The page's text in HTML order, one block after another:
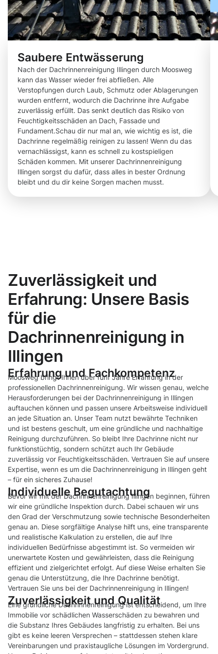
Saubere Entwässerung
Nach der Dachrinnenreinigung Illingen durch Moosweg
kann das Wasser wieder frei abfließen. Alle
Verstopfungen durch Laub, Schmutz oder Ablagerungen
wurden entfernt, wodurch die Dachrinne ihre Aufgabe
zuverlässig erfüllt. Das senkt deutlich das Risiko von
Feuchtigkeitsschäden an Dach, Fassade und
Fundament.Schau dir nur mal an, wie wichtig es ist, die
Dachrinne regelmäßig reinigen zu lassen! Wenn du das
vernachlässigst, kann es schnell zu kostspieligen
Schäden kommen. Mit unserer Dachrinnenreinigung
Illingen sorgst du dafür, dass alles in bester Ordnung
bleibt und du dir keine Sorgen machen musst.
Zuverlässigkeit und
Erfahrung: Unsere Basis
für die
Dachrinnenreinigung in
Illingen
Erfahrung und Fachkompetenz
Moosweg bringt Ihnen über fünf Jahre Erfahrung in der
professionellen Dachrinnenreinigung. Wir wissen genau, welche
Herausforderungen bei der Dachrinnenreinigung in Illingen
auftauchen können und passen unsere Arbeitsweise individuell
an jede Situation an. Unser Team nutzt bewährte Techniken
und ist bestens geschult, um eine gründliche und nachhaltige
Reinigung durchzuführen. So bleibt Ihre Dachrinne nicht nur
funktionstüchtig, sondern schützt auch Ihr Gebäude
zuverlässig vor Feuchtigkeitsschäden. Vertrauen Sie auf unsere
Expertise, wenn es um die Dachrinnenreinigung in Illingen geht
– für ein sicheres Zuhause!
Individuelle Begutachtung
Bevor wir mit der Dachrinnenreinigung Illingen beginnen, führen
wir eine gründliche Inspektion durch. Dabei schauen wir uns
den Grad der Verschmutzung sowie technische Besonderheiten
genau an. Diese sorgfältige Analyse hilft uns, eine transparente
und realistische Kalkulation zu erstellen, die auf Ihre
individuellen Bedürfnisse abgestimmt ist. So vermeiden wir
unerwartete Kosten und gewährleisten, dass die Reinigung
effizient und zielgerichtet erfolgt. Auf diese Weise erhalten Sie
genau die Unterstützung, die Ihre Dachrinne benötigt.
Vertrauen Sie uns bei der Dachrinnenreinigung in Illingen!
Zuverlässigkeit und Qualität
Eine gründliche Dachrinnenreinigung ist entscheidend, um Ihre
Immobilie vor schädlichen Wasserschäden zu bewahren und
die Substanz Ihres Gebäudes langfristig zu erhalten. Bei uns
gibt es keine leeren Versprechen – stattdessen stehen klare
Vereinbarungen und praxistaugliche Lösungen im Vordergrund.